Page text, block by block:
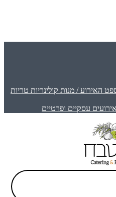
האירוע / מנות קולינריות טריות
עסקיים ופרטיים